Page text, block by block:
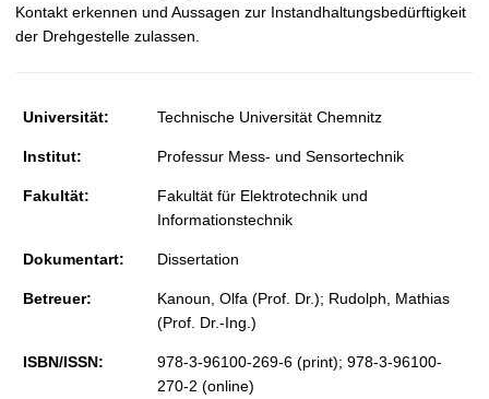
Kontakt erkennen und Aussagen zur Instandhaltungsbedürftigkeit
der Drehgestelle zulassen.
Universität: Technische Universität Chemnitz
Institut: Professur Mess- und Sensortechnik
Fakultät:
Fakultät für Elektrotechnik und
Informationstechnik
Dokumentart: Dissertation
Betreuer:
Kanoun, Olfa (Prof. Dr.); Rudolph, Mathias
(Prof. Dr.-Ing.)
ISBN/ISSN:
978-3-96100-269-6 (print); 978-3-96100-
270-2 (online)